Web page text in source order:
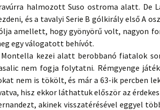
halmozott Suso ostroma alatt. De
és a tavalyi Serie B gólkirály első A
amellett, hogy gyönyörű volt, nagyon
egy válogatott behívót.
Montella kezei alatt berobbanó fiatalok
nem fogja folytatni. Rémgyenge
nem is tökölt, és már a 63-ik percben
hisz ekkor láthattuk először az
akinek visszatérésével eggyel